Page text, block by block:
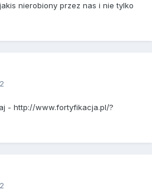
nierobiony przez nas i nie tylko
- http://www.fortyfikacja.pl/?